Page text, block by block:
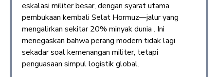
eskalasi militer besar, dengan syarat utama
pembukaan kembali Selat Hormuz—jalur yang
mengalirkan sekitar 20% minyak dunia . Ini
menegaskan bahwa perang modern tidak lagi
sekadar soal kemenangan militer, tetapi
penguasaan simpul logistik global.